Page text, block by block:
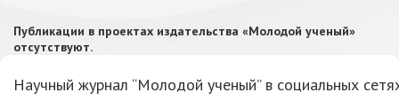
Публикации в проектах издательства «Молодой ученый»
отсутствуют.
Научный журнал “Молодой ученый” в социальных